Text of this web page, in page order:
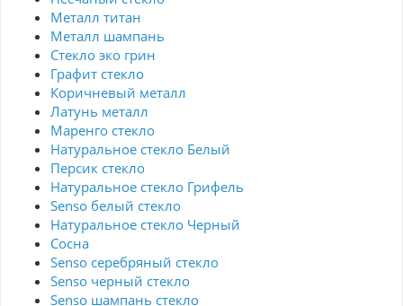
Металл титан
Металл шампань
Стекло эко грин
Графит стекло
Коричневый металл
Латунь металл
Маренго стекло
Натуральное стекло Белый
Персик стекло
Натуральное стекло Грифель
Senso белый стекло
Натуральное стекло Черный
Сосна
Senso серебряный стекло
Senso черный стекло
Senso шампань стекло